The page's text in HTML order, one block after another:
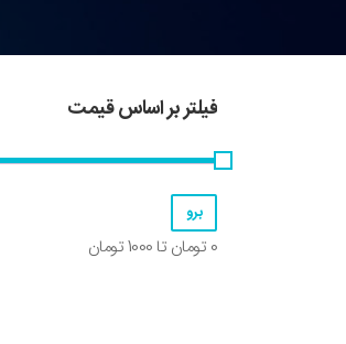
فیلتر بر اساس قیمت
0 تومان تا 1000تومان